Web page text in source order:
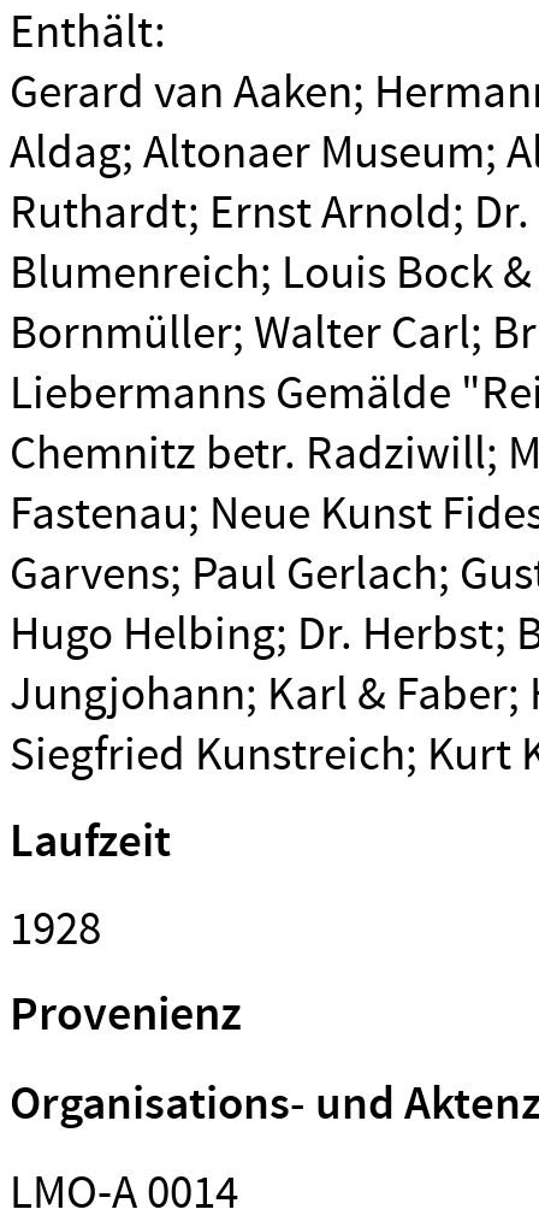
Enthält:
Gerard van Aaken;
Aldag; Altonaer Museum;
Ruthardt; Ernst Arnold;
Blumenreich; Louis Bock
Bornmüller; Walter Carl;
Liebermanns Gemälde
Chemnitz betr. Radziwill;
Fastenau; Neue Kunst
Garvens; Paul Gerlach;
Hugo Helbing; Dr. Herbst;
Jungjohann; Karl &
Siegfried Kunstreich; Kurt
Laufzeit
1928
Provenienz
Organisations- und
LMO-A 0014